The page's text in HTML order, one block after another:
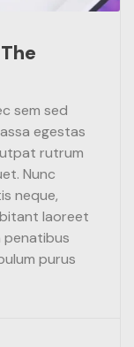
sem sed
egestas
rutrum
Nunc
neque,
laoreet
penatibus
purus